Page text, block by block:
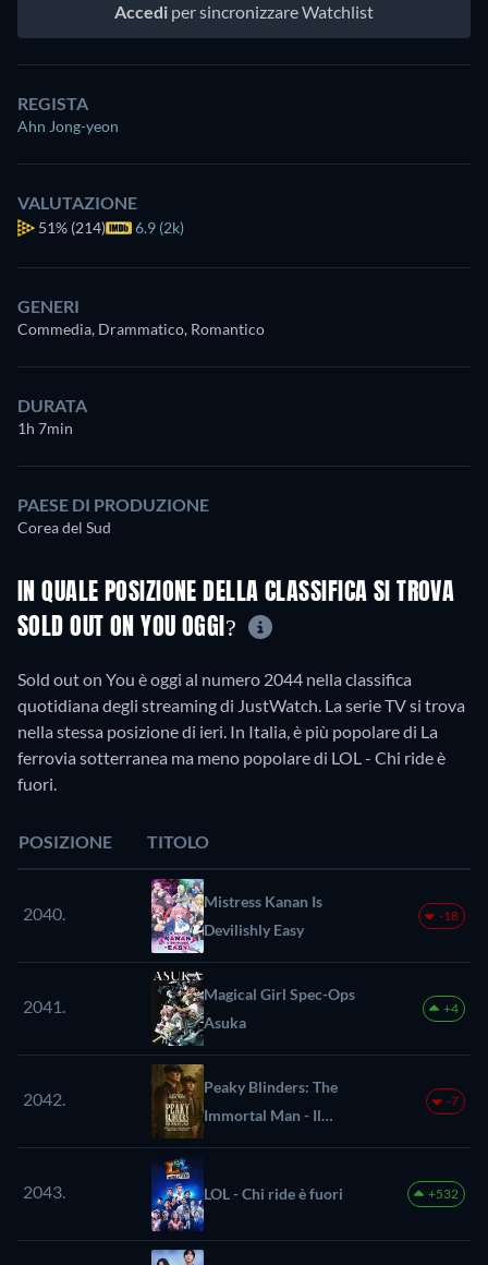
Accedi per sincronizzare Watchlist
REGISTA
Ahn Jong-yeon
VALUTAZIONE
51% (214) 6.9 (2k)
GENERI
Commedia, Drammatico, Romantico
DURATA
1h 7min
PAESE DI PRODUZIONE
Corea del Sud
IN QUALE POSIZIONE DELLA CLASSIFICA SI TROVA
SOLD OUT ON YOU OGGI?
Sold out on You è oggi al numero 2044 nella classifica
quotidiana degli streaming di JustWatch. La serie TV si trova
nella stessa posizione di ieri. In Italia, è più popolare di La
ferrovia sotterranea ma meno popolare di LOL - Chi ride è
fuori.
POSIZIONE TITOLO
2040.
Mistress Kanan Is
Devilishly Easy
-18
2041.
Magical Girl Spec-Ops
Asuka
+4
2042.
Peaky Blinders: The
Immortal Man - Il
Podcast
-7
2043. LOL - Chi ride è fuori +532